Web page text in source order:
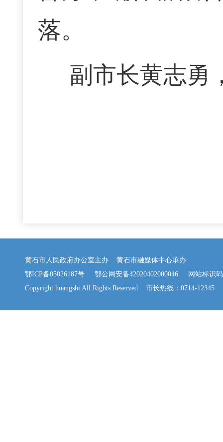
落。
副市长黄志勇
黄石市人民政府办公室主办 黄石市融媒体中心承办
鄂ICP备05026187号
鄂公网安备42020402000046 网站标识码
Copyright huangshi All Rights Reserved 市长热线：0714-12345